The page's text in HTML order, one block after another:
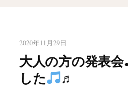
2020年11月29日
大人の方の発表会
した
♬